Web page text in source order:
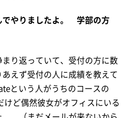
でやりましたよ。 学部の方
り返っていて、受付の方に数
えず受付の人に成績を教えて
という人がうちのコースの
ど偶然彼女がオフィスにいる